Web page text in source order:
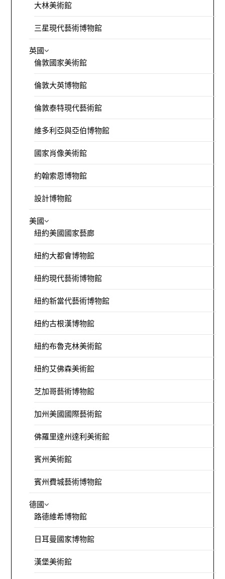
大林美術館
三星現代藝術博物館
英國
倫敦國家美術館
倫敦大英博物館
倫敦泰特現代藝術館
維多利亞與亞伯博物館
國家肖像美術館
約翰索恩博物館
設計博物館
美國
紐約美國國家藝廊
紐約大都會博物館
紐約現代藝術博物館
紐約新當代藝術博物館
紐約古根漢博物館
紐約布魯克林美術館
紐約艾佛森美術館
芝加哥藝術博物館
加州美國國際藝術館
佛羅里達州達利美術館
賓州美術館
賓州費城藝術博物館
德國
路德維希博物館
日耳曼國家博物館
漢堡美術館